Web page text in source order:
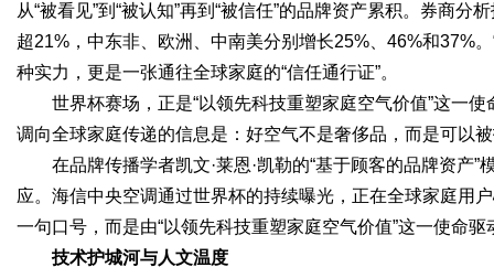
从“被看见”到“被认知”再到“被信任”的品牌资产累积。券商
超21%，中东非、欧洲、中南美分别增长25%、46%和37%
种实力，更是一张通往全球家庭的“信任通行证”。
世界杯赛场，正是“以领先科技重塑家庭空气价值”这一
调向全球家庭传递的信息是：好空气不是奢侈品，而是可以
在品牌传播学者凯文·莱恩·凯勒的“基于顾客的品牌资产
应。海信中央空调通过世界杯的持续曝光，正在全球家庭用
一句口号，而是由“以领先科技重塑家庭空气价值”这一使命
技术护城河与人文温度